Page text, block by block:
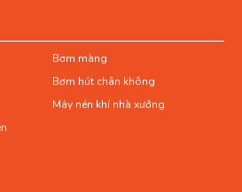
Bơm màng
Bơm hút chân không
Máy nén khí nhà xưởng